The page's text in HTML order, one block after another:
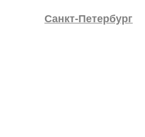
Санкт-Петербург